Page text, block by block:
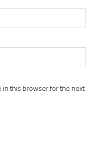
in this browser for the next